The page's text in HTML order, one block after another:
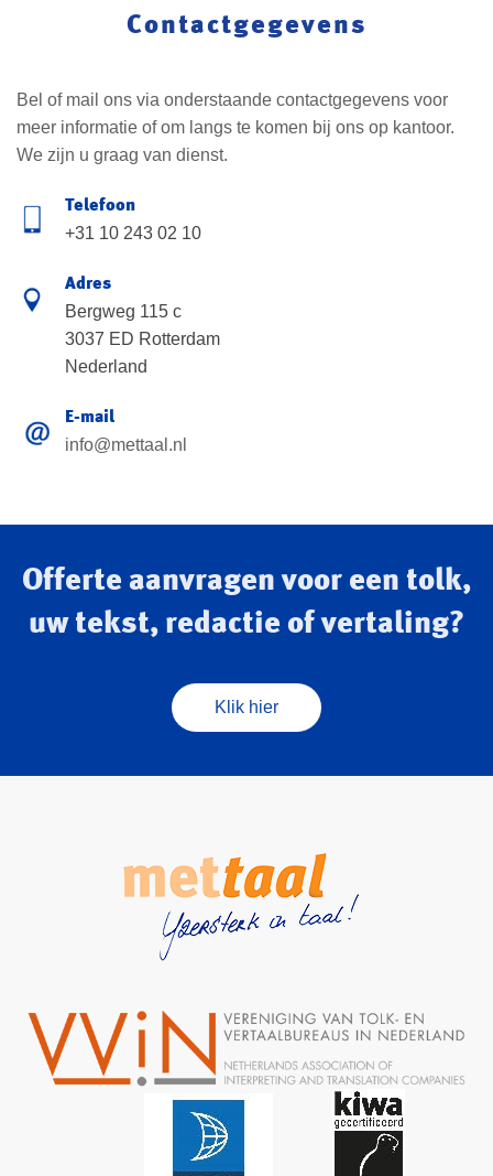
Contactgegevens
Bel of mail ons via onderstaande contactgegevens voor
meer informatie of om langs te komen bij ons op kantoor.
We zijn u graag van dienst.
Telefoon
+31 10 243 02 10
Adres
Bergweg 115 c
3037 ED Rotterdam
Nederland
E-mail
info@mettaal.nl
Offerte aanvragen voor een tolk,
uw tekst, redactie of vertaling?
Klik hier